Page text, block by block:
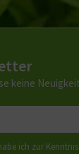
ich zur